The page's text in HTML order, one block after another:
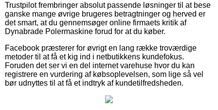
Trustpilot frembringer absolut passende løsninger til at bese
ganske mange øvrige brugeres betragtninger og herved er
det smart, at du gennemsøger online firmaets kritik af
Dynabrade Polermaskine forud for at du køber.
Facebook præsterer for øvrigt en lang række troværdige
metoder til at få et kig ind i netbutikkens kundefokus.
Foruden det ser vi en del internet varehuse hvor du kan
registrere en vurdering af købsoplevelsen, som lige så vel
bør udnyttes til at få et indtryk af kundetilfredsheden.